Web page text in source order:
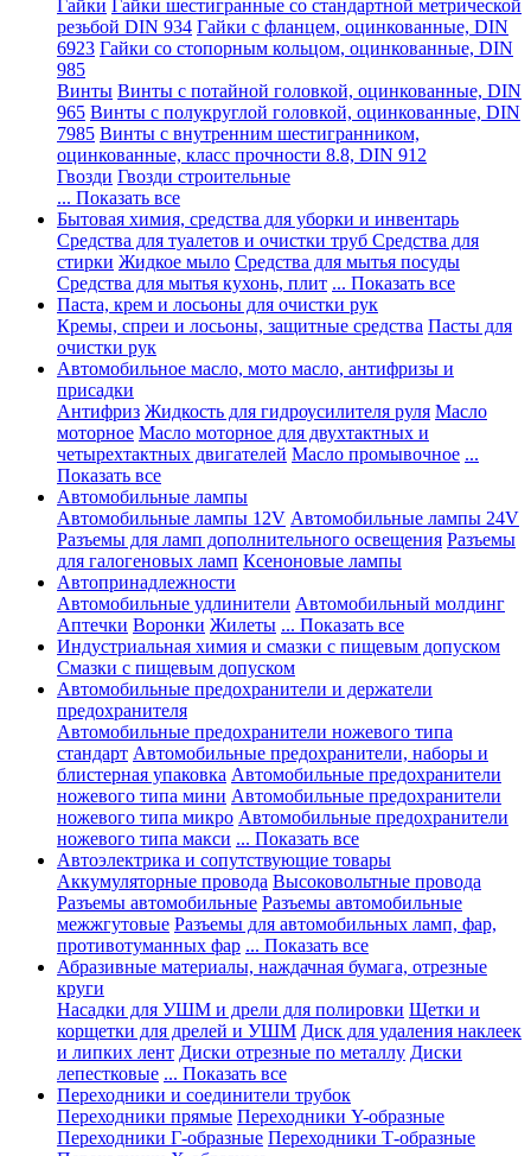
Гайки Гайки шестигранные со стандартной метрической
резьбой DIN 934 Гайки с фланцем, оцинкованные, DIN
6923 Гайки со стопорным кольцом, оцинкованные, DIN
985
Винты Винты с потайной головкой, оцинкованные, DIN
965 Винты с полукруглой головкой, оцинкованные, DIN
7985 Винты с внутренним шестигранником,
оцинкованные, класс прочности 8.8, DIN 912
Гвозди Гвозди строительные
... Показать все
Бытовая химия, средства для уборки и инвентарь
Средства для туалетов и очистки труб Средства для
стирки Жидкое мыло Средства для мытья посуды
Средства для мытья кухонь, плит ... Показать все
Паста, крем и лосьоны для очистки рук
Кремы, спреи и лосьоны, защитные средства Пасты для
очистки рук
Автомобильное масло, мото масло, антифризы и
присадки
Антифриз Жидкость для гидроусилителя руля Масло
моторное Масло моторное для двухтактных и
четырехтактных двигателей Масло промывочное ...
Показать все
Автомобильные лампы
Автомобильные лампы 12V Автомобильные лампы 24V
Разъемы для ламп дополнительного освещения Разъемы
для галогеновых ламп Ксеноновые лампы
Автопринадлежности
Автомобильные удлинители Автомобильный молдинг
Аптечки Воронки Жилеты ... Показать все
Индустриальная химия и смазки с пищевым допуском
Смазки с пищевым допуском
Автомобильные предохранители и держатели
предохранителя
Автомобильные предохранители ножевого типа
стандарт Автомобильные предохранители, наборы и
блистерная упаковка Автомобильные предохранители
ножевого типа мини Автомобильные предохранители
ножевого типа микро Автомобильные предохранители
ножевого типа макси ... Показать все
Автоэлектрика и сопутствующие товары
Аккумуляторные провода Высоковольтные провода
Разъемы автомобильные Разъемы автомобильные
межжгутовые Разъемы для автомобильных ламп, фар,
противотуманных фар ... Показать все
Абразивные материалы, наждачная бумага, отрезные
круги
Насадки для УШМ и дрели для полировки Щетки и
корщетки для дрелей и УШМ Диск для удаления наклеек
и липких лент Диски отрезные по металлу Диски
лепестковые ... Показать все
Переходники и соединители трубок
Переходники прямые Переходники Y-образные
Переходники Г-образные Переходники Т-образные